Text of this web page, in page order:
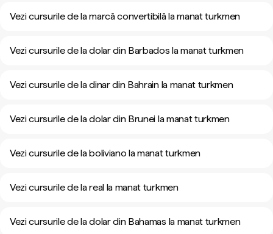
Vezi cursurile de la marcă convertibilă la manat turkmen
Vezi cursurile de la dolar din Barbados la manat turkmen
Vezi cursurile de la dinar din Bahrain la manat turkmen
Vezi cursurile de la dolar din Brunei la manat turkmen
Vezi cursurile de la boliviano la manat turkmen
Vezi cursurile de la real la manat turkmen
Vezi cursurile de la dolar din Bahamas la manat turkmen